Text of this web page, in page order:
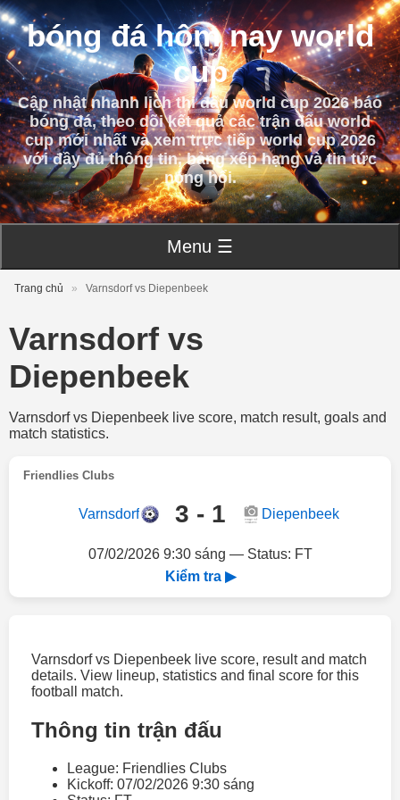
bóng đá hôm nay world
cup
Cập nhật nhanh lịch thi đấu world cup 2026 báo
bóng đá, theo dõi kết quả các trận đấu world
cup mới nhất và xem trực tiếp world cup 2026
với đầy đủ thông tin, bảng xếp hạng và tin tức
nóng hổi.
Menu ☰
Trang chủ » Varnsdorf vs Diepenbeek
Varnsdorf vs
Diepenbeek
Varnsdorf vs Diepenbeek live score, match result, goals and
match statistics.
Friendlies Clubs
Varnsdorf 3 - 1 Diepenbeek
07/02/2026 9:30 sáng — Status: FT
Kiểm tra ▶
Varnsdorf vs Diepenbeek live score, result and match
details. View lineup, statistics and final score for this
football match.
Thông tin trận đấu
League: Friendlies Clubs
Kickoff: 07/02/2026 9:30 sáng